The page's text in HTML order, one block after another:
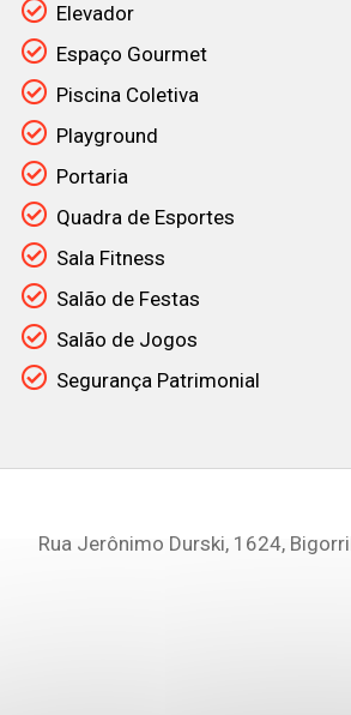
Elevador
Espaço Gourmet
Piscina Coletiva
Playground
Portaria
Quadra de Esportes
Sala Fitness
Salão de Festas
Salão de Jogos
Segurança Patrimonial
Rua Jerônimo Durski, 1624,